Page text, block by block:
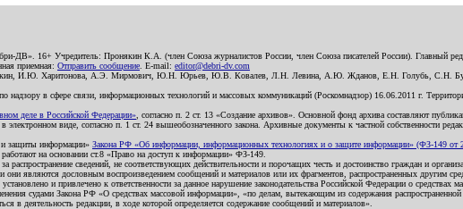
ДВ». 16+ Учредитель: Пронякин К.А. (член Союза журналистов России, член Союза писателей России). Главный
приемная: Отправить сообщение . E-mail: editor@debri-dv.com
И.Ю. Харитонова, А.Э. Мирмович, Ю.Н. Юрьев, Ю.В. Ковалев, Л.Н. Левина, А.Ю. Жданов, Е.Н. Голубь, С.Н.
надзору в сфере связи, информационных технологий и массовых коммуникаций (Роскомнадзор) 16.06.2011 г.
деле в Российской Федерации» , согласно п. 2 ст. 13 «Создание архивов». Основной фонд архива составляют
виде, согласно п. 1 ст. 24 вышеобозначенного закона. Архивные документы к частной собственности
и защиты информации» Закона РФ «Об информации, информационных технологиях и о защите информации» (ФЗ-149 от
на основании ст.8 «Право на доступ к информации» ФЗ-149.
сведений, не соответствующих действительности и порочащих честь и достоинство граждан и
являются дословным воспроизведением сообщений и материалов или их фрагментов, распространенных другим
и привлечено к ответственности за данное нарушение законодательства Российской Федерации о средствах
судами Закона РФ «О средствах массовой информации», «по делам, вытекающим из содержания
в деятельность редакции, в ходе которой определяется содержание сообщений и материалов».